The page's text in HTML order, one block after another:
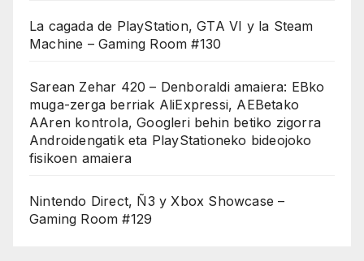
La cagada de PlayStation, GTA VI y la Steam
Machine – Gaming Room #130
Sarean Zehar 420 – Denboraldi amaiera: EBko
muga-zerga berriak AliExpressi, AEBetako
AAren kontrola, Googleri behin betiko zigorra
Androidengatik eta PlayStationeko bideojoko
fisikoen amaiera
Nintendo Direct, Ñ3 y Xbox Showcase –
Gaming Room #129